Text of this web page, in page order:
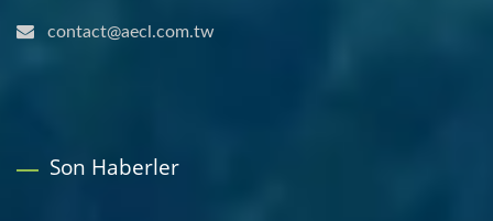
contact@aecl.com.tw
Son Haberler